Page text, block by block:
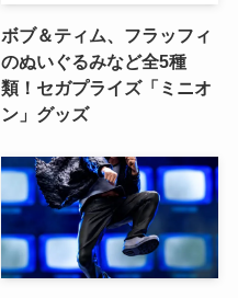
ボブ＆ティム、フラッフィ
のぬいぐるみなど全5種
類！セガプライズ「ミニオ
ン」グッズ